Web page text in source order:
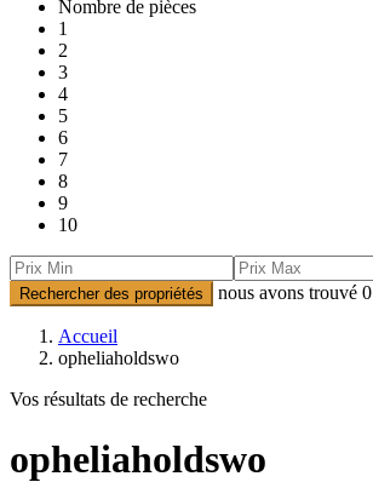
Nombre de pièces
1
2
3
4
5
6
7
8
9
10
Rechercher des propriétés nous avons trouvé 0
Accueil
opheliaholdswo
Vos résultats de recherche
opheliaholdswo